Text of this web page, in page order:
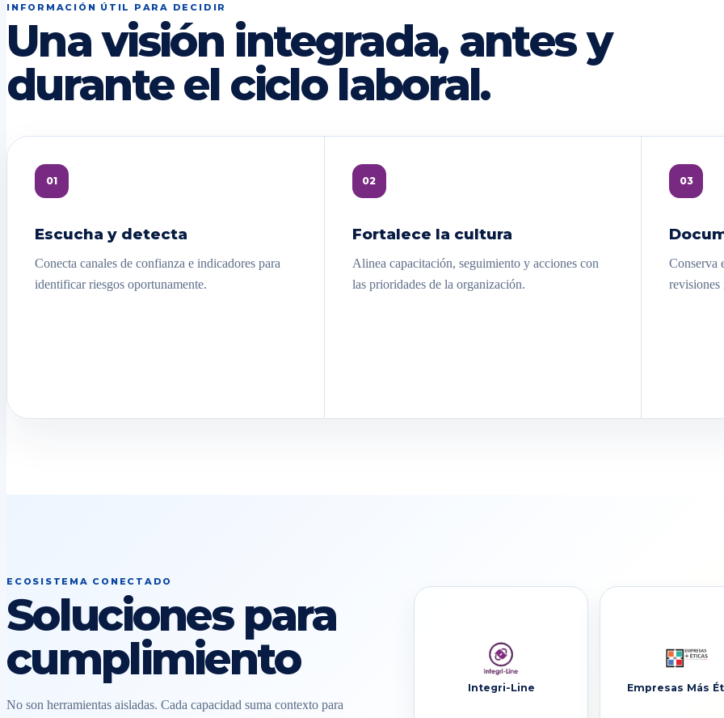
INFORMACIÓN ÚTIL PARA DECIDIR
Una visión integrada, antes y
durante el ciclo laboral.
01
Escucha y detecta
Conecta canales de confianza e indicadores para
identificar riesgos oportunamente.
02
Fortalece la cultura
Alinea capacitación, seguimiento y acciones con
las prioridades de la organización.
03
Conserva
revisiones
ECOSISTEMA CONECTADO
Soluciones para
cumplimiento
No son herramientas aisladas. Cada capacidad suma contexto para
Integri-Line Empresas Más